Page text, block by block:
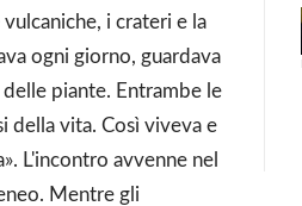
i crateri e la
ogni giorno, guardava
piante. Entrambe le
della vita. Così viveva e
L'incontro avvenne nel
Mentre gli